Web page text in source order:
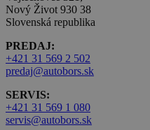
Nový Život 930 38
Slovenská republika
PREDAJ:
+421 31 569 2 502
predaj@autobors.sk
SERVIS:
+421 31 569 1 080
servis@autobors.sk